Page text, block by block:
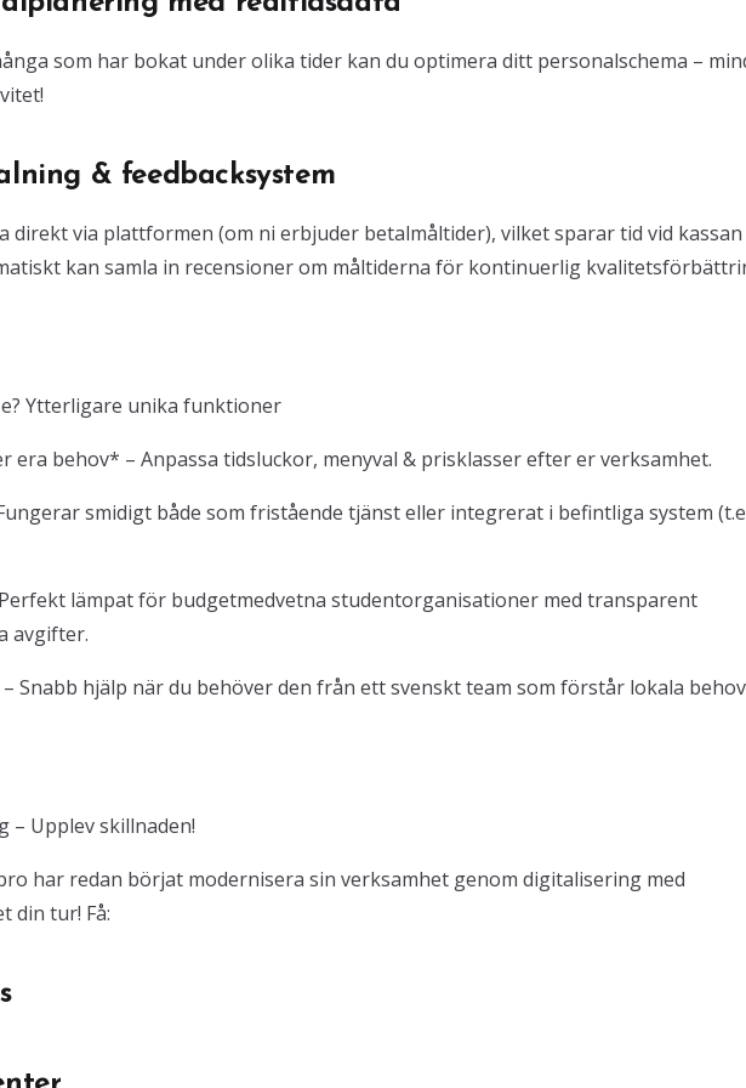
som har bokat under olika tider kan du optimera ditt personalschema –
& feedbacksystem
direkt via plattformen (om ni erbjuder betalmåltider), vilket sparar tid vid kassan
kan samla in recensioner om måltiderna för kontinuerlig
Ytterligare unika funktioner
era behov* – Anpassa tidsluckor, menyval & prisklasser efter er verksamhet.
smidigt både som fristående tjänst eller integrerat i befintliga system
lämpat för budgetmedvetna studentorganisationer med transparent
avgifter.
Snabb hjälp när du behöver den från ett svenskt team som förstår lokala
– Upplev skillnaden!
har redan börjat modernisera sin verksamhet genom digitalisering med
din tur! Få: